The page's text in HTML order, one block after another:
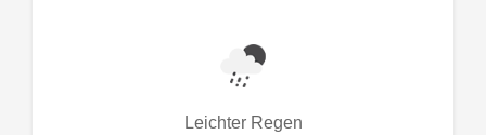
Leichter Regen